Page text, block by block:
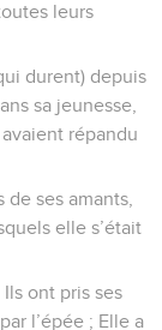
leurs
durent) depuis
sa jeunesse,
répandu
ses amants,
elle s’était
ont pris ses
l’épée ; Elle a